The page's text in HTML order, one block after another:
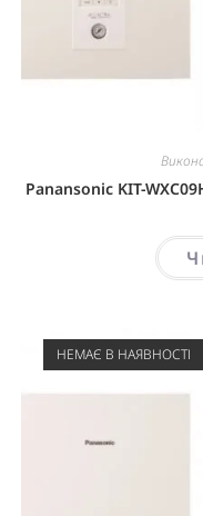
Panansonic KIT-
НЕМАЄ В НАЯВНОСТІ